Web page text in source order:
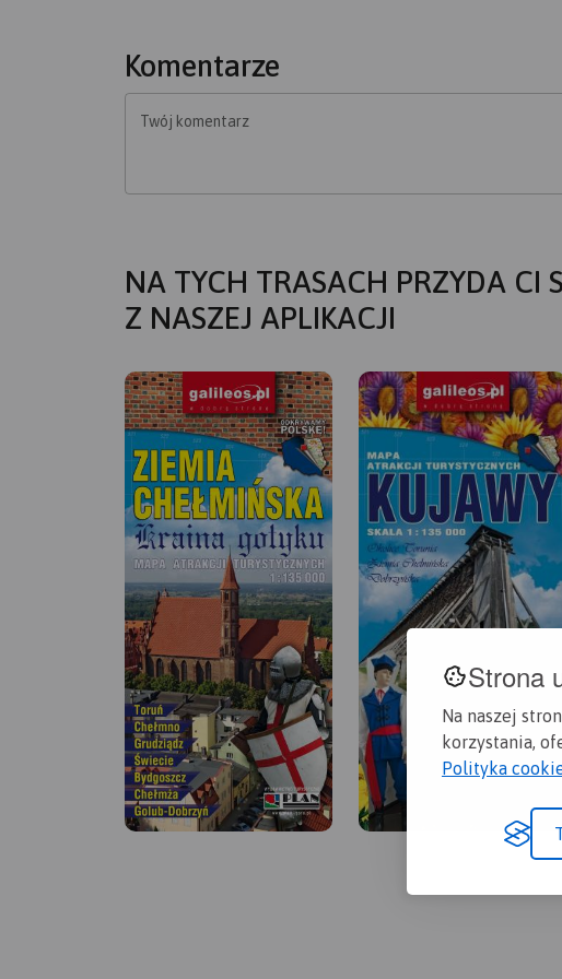
Strona
Na naszej
korzystania,
Polityka
Komentarze
Twój komentarz
NA TYCH TRASACH PRZYDA CI
Z NASZEJ APLIKACJI